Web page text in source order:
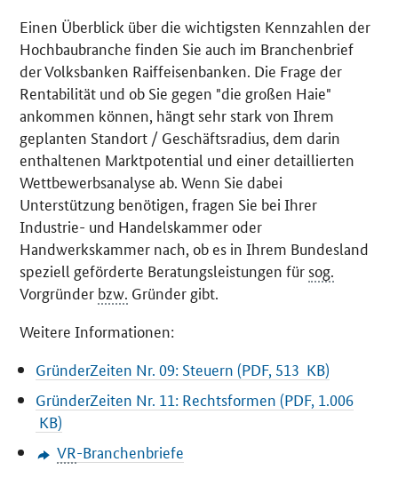
Einen Überblick über die wichtigsten Kennzahlen der
Hochbaubranche finden Sie auch im Branchenbrief
der Volksbanken Raiffeisenbanken. Die Frage der
Rentabilität und ob Sie gegen "die großen Haie"
ankommen können, hängt sehr stark von Ihrem
geplanten Standort / Geschäftsradius, dem darin
enthaltenen Marktpotential und einer detaillierten
Wettbewerbsanalyse ab. Wenn Sie dabei
Unterstützung benötigen, fragen Sie bei Ihrer
Industrie- und Handelskammer oder
Handwerkskammer nach, ob es in Ihrem Bundesland
speziell geförderte Beratungsleistungen für sog.
Vorgründer bzw. Gründer gibt.
Weitere Informationen:
GründerZeiten Nr. 09: Steuern (PDF, 513 KB)
GründerZeiten Nr. 11: Rechtsformen (PDF, 1.006
KB)
VR-Branchenbriefe